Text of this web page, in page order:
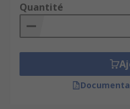
Quantité